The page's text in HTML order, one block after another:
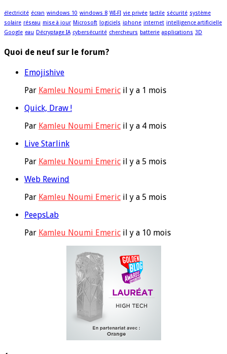
électricité écran windows 10 windows 8 WI-FI vie privée tactile sécurité système
solaire réseau mise à jour Microsoft logiciels iphone internet intelligence artificielle
Google eau Décryptage IA cybersécurité chercheurs batterie applications 3D
Quoi de neuf sur le forum?
Emojishive
Par Kamleu Noumi Emeric il y a 1 mois
Quick, Draw !
Par Kamleu Noumi Emeric il y a 4 mois
Live Starlink
Par Kamleu Noumi Emeric il y a 5 mois
Web Rewind
Par Kamleu Noumi Emeric il y a 5 mois
PeepsLab
Par Kamleu Noumi Emeric il y a 10 mois